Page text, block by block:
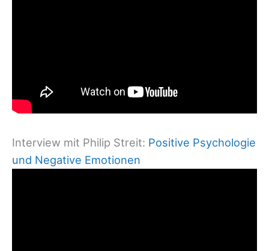
Interview mit Philip Streit: Positive Psychologie
und Negative Emotionen